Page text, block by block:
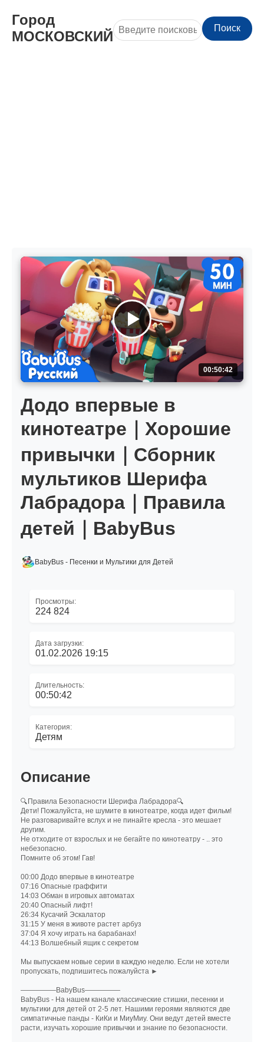
Город
МОСКОВСКИЙ
Поиск
00:50:42
Додо впервые в
кинотеатре｜Хорошие
привычки｜Сборник
мультиков Шерифа
Лабрадора｜Правила
детей｜BabyBus
BabyBus - Песенки и Мультики для Детей
Просмотры:
224 824
Дата загрузки:
01.02.2026 19:15
Длительность:
00:50:42
Категория:
Детям
Описание
🔍Правила Безопасности Шерифа Лабрадора🔍
Дети! Пожалуйста, не шумите в кинотеатре, когда идет фильм!
Не разговаривайте вслух и не пинайте кресла - это мешает
другим.
Не отходите от взрослых и не бегайте по кинотеатру - .. это
небезопасно.
Помните об этом! Гав!
00:00 Додо впервые в кинотеатре
07:16 Опасные граффити
14:03 Обман в игровых автоматах
20:40 Опасный лифт!
26:34 Кусачий Эскалатор
31:15 У меня в животе растет арбуз
37:04 Я хочу играть на барабанах!
44:13 Волшебный ящик с секретом
Мы выпускаем новые серии в каждую неделю. Если не хотели
пропускать, подпишитесь пожалуйста ►
—————BabyBus—————
BabyBus - На нашем канале классические стишки, песенки и
мультики для детей от 2-5 лет. Нашими героями являются две
симпатичные панды - КиКи и МиуМиу. Они ведут детей вместе
расти, изучать хорошие привычки и знание по безопасности.